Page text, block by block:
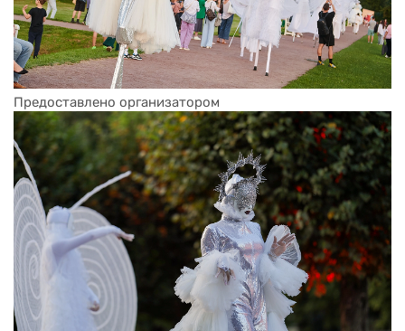
Предоставлено организатором